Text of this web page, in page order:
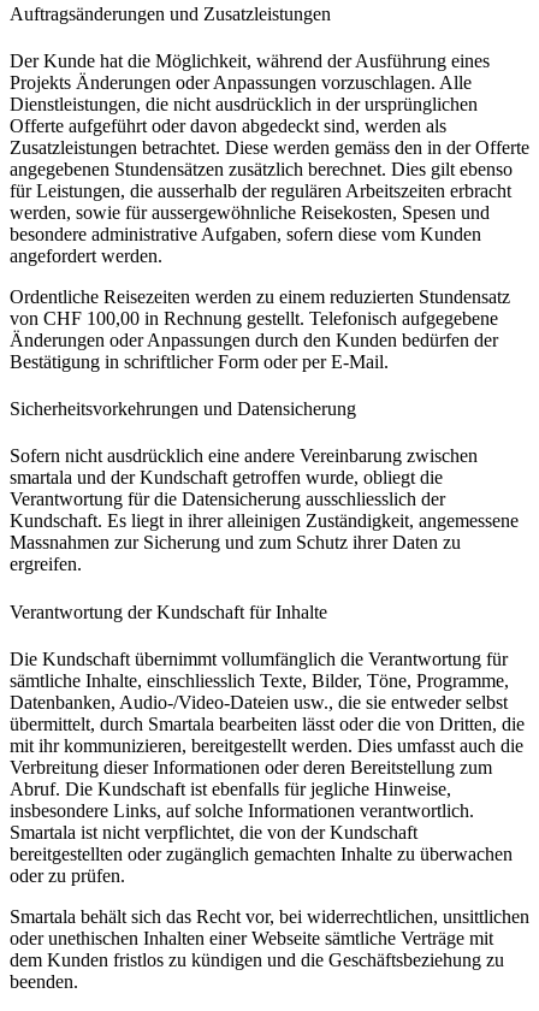
Auftragsänderungen und Zusatzleistungen
Der Kunde hat die Möglichkeit, während der Ausführung eines
Projekts Änderungen oder Anpassungen vorzuschlagen. Alle
Dienstleistungen, die nicht ausdrücklich in der ursprünglichen
Offerte aufgeführt oder davon abgedeckt sind, werden als
Zusatzleistungen betrachtet. Diese werden gemäss den in der Offerte
angegebenen Stundensätzen zusätzlich berechnet. Dies gilt ebenso
für Leistungen, die ausserhalb der regulären Arbeitszeiten erbracht
werden, sowie für aussergewöhnliche Reisekosten, Spesen und
besondere administrative Aufgaben, sofern diese vom Kunden
angefordert werden.
Ordentliche Reisezeiten werden zu einem reduzierten Stundensatz
von CHF 100,00 in Rechnung gestellt. Telefonisch aufgegebene
Änderungen oder Anpassungen durch den Kunden bedürfen der
Bestätigung in schriftlicher Form oder per E-Mail.
Sicherheitsvorkehrungen und Datensicherung
Sofern nicht ausdrücklich eine andere Vereinbarung zwischen
smartala und der Kundschaft getroffen wurde, obliegt die
Verantwortung für die Datensicherung ausschliesslich der
Kundschaft. Es liegt in ihrer alleinigen Zuständigkeit, angemessene
Massnahmen zur Sicherung und zum Schutz ihrer Daten zu
ergreifen.
Verantwortung der Kundschaft für Inhalte
Die Kundschaft übernimmt vollumfänglich die Verantwortung für
sämtliche Inhalte, einschliesslich Texte, Bilder, Töne, Programme,
Datenbanken, Audio-/Video-Dateien usw., die sie entweder selbst
übermittelt, durch Smartala bearbeiten lässt oder die von Dritten, die
mit ihr kommunizieren, bereitgestellt werden. Dies umfasst auch die
Verbreitung dieser Informationen oder deren Bereitstellung zum
Abruf. Die Kundschaft ist ebenfalls für jegliche Hinweise,
insbesondere Links, auf solche Informationen verantwortlich.
Smartala ist nicht verpflichtet, die von der Kundschaft
bereitgestellten oder zugänglich gemachten Inhalte zu überwachen
oder zu prüfen.
Smartala behält sich das Recht vor, bei widerrechtlichen, unsittlichen
oder unethischen Inhalten einer Webseite sämtliche Verträge mit
dem Kunden fristlos zu kündigen und die Geschäftsbeziehung zu
beenden.